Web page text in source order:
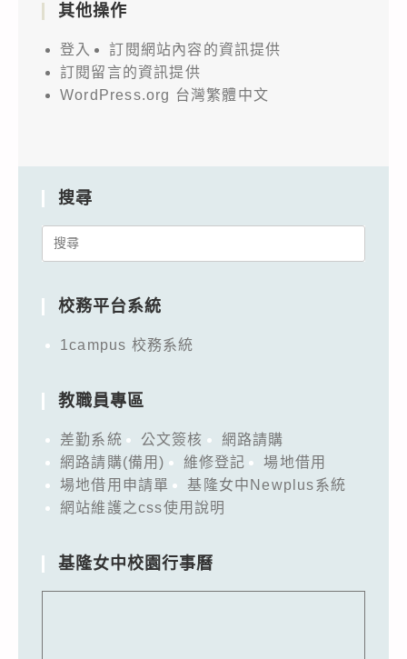
其他操作
登入
訂閱網站內容的資訊提供
訂閱留言的資訊提供
WordPress.org 台灣繁體中文
搜尋
Search
校務平台系統
1campus 校務系統
教職員專區
差勤系統 公文簽核
網路請購
網路請購(備用)
維修登記
場地借用
場地借用申請單
基隆女中Newplus系統
網站維護之css使用說明
基隆女中校園行事曆